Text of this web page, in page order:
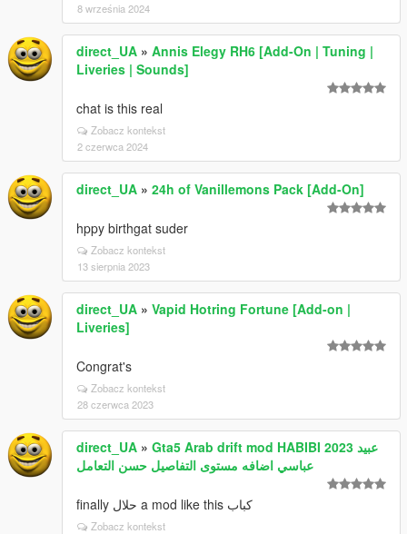
8 września 2024
direct_UA » Annis Elegy RH6 [Add-On | Tuning |
Liveries | Sounds]
chat is this real
Zobacz kontekst
2 czerwca 2024
direct_UA » 24h of Vanillemons Pack [Add-On]
hppy birthgat suder
Zobacz kontekst
13 sierpnia 2023
direct_UA » Vapid Hotring Fortune [Add-on |
Liveries]
Congrat's
Zobacz kontekst
28 czerwca 2023
direct_UA » Gta5 Arab drift mod HABIBI 2023 عبيد
عباسي اضافه مستوى التفاصيل حسن التعامل
finally حلال a mod like this كباب
Zobacz kontekst